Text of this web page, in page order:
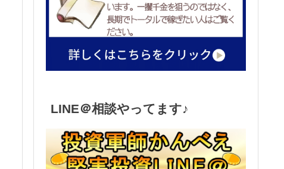
LINE＠相談やってます♪